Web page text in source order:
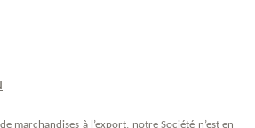
à l’export, notre Société n’est en